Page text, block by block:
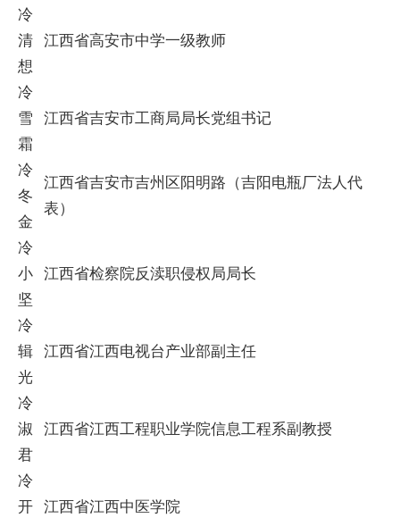
冷
清
想
江西省高安市中学一级教师
冷
雪
霜
江西省吉安市工商局局长党组书记
冷
冬
金
江西省吉安市吉州区阳明路（吉阳电瓶厂法人代
表）
冷
小
坚
江西省检察院反渎职侵权局局长
冷
辑
光
江西省江西电视台产业部副主任
冷
淑
君
江西省江西工程职业学院信息工程系副教授
冷
开 江西省江西中医学院